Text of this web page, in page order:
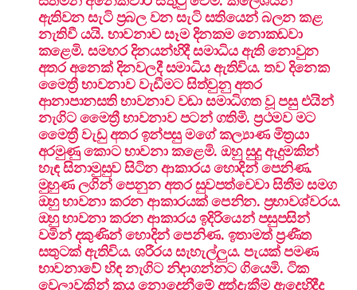
ඇතිවන සැටි ප්‍රබල වන සැටි සතියෙන් බලන කළ
නැතිවී යයි. භාවනාව සෑම දිනකම නොකඩවා
ක‌ළෙමි. සමහර දිනයන්හිදී සමාධිය ඇති නොවුන
අතර අනෙක් දිනවලදී සමාධිය ඇතිවිය. තව දිනෙක
මෛත්‍රී භාවනාව වැඩීමට සිත්වුනු අතර
ආනාපානසති භාවනාව වඩා සමාධිගත වූ පසු එයින්
නැගිට මෛත්‍රී භාවනාව පටන් ගතිමි. ප්‍රථමව මට
මෛත්‍රී වැඩු අතර ඉන්පසු මගේ කල්‍යාණ මිත්‍රයා
අරමුණු කොට භාවනා ක‌ළෙමි. ඔහු සුදු ඇදුමකින්
හැඳ සිනාමුසුව සිටින ආකාරය හොදින් පෙනිණ.
මුහුණ ලගින් පෙනුන අතර සුවපත්වෙවා සිතීම සමග
ඔහු භාවනා කරන ආකාරයක් පෙනින. ප්‍රභාවශ්වරය.
ඔහු භාවනා කරන ආකාරය ඉදිරියෙන් පසුපසින්
වමින් දකුණින් හොදින් පෙනිණ. ඉතාමත් ප්‍රණීත
සතුටක් ඇතිවිය. ශරීරය සැහැල්ලුය. පැයක් පමණ
භාවනාවේ හිඳ නැගිට නිදාගන්නට ගියෙමි. ටික
වෙලාවකින් කය නොදෙනීමේ අත්දැකීම ඇදෙහිදීද